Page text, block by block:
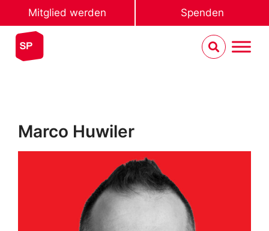
Mitglied werden Spenden
Marco Huwiler